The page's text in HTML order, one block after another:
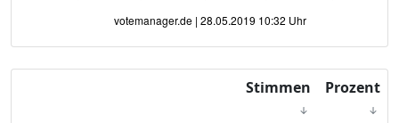
Stimmen Prozent